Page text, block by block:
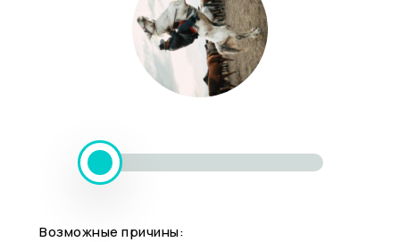
Возможные причины: